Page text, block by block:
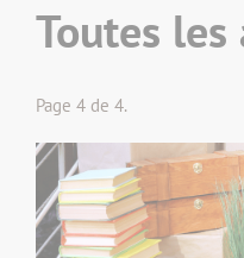
Toutes
Page 4 de 4.